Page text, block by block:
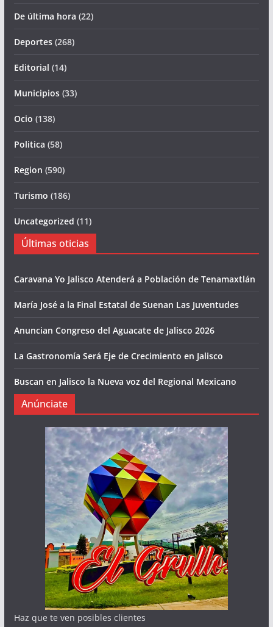
De última hora (22)
Deportes(268)
Editorial (14)
Municipios(33)
Ocio (138)
Politica (58)
Region (590)
Turismo (186)
Uncategorized (11)
Últimas oticias
Caravana Yo Jalisco Atenderá a Población de Tenamaxtlán
María José a la Final Estatal de Suenan Las Juventudes
Anuncian Congreso del Aguacate de Jalisco 2026
La Gastronomía Será Eje de Crecimiento en Jalisco
Buscan en Jalisco la Nueva voz del Regional Mexicano
Anúnciate
Haz que te ven posibles clientes